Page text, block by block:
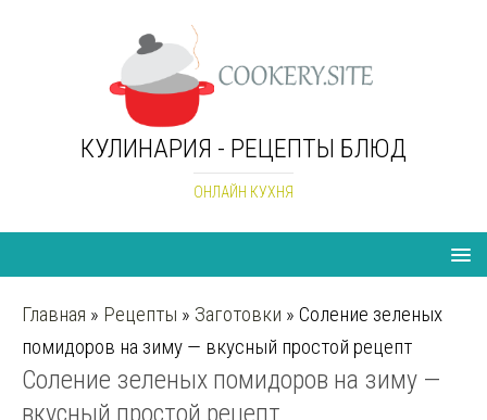
КУЛИНАРИЯ - РЕЦЕПТЫ БЛЮД
ОНЛАЙН КУХНЯ
Главная » Рецепты » Заготовки » Cоление зеленых
помидоров на зиму — вкусный простой рецепт
Cоление зеленых помидоров на зиму —
вкусный простой рецепт